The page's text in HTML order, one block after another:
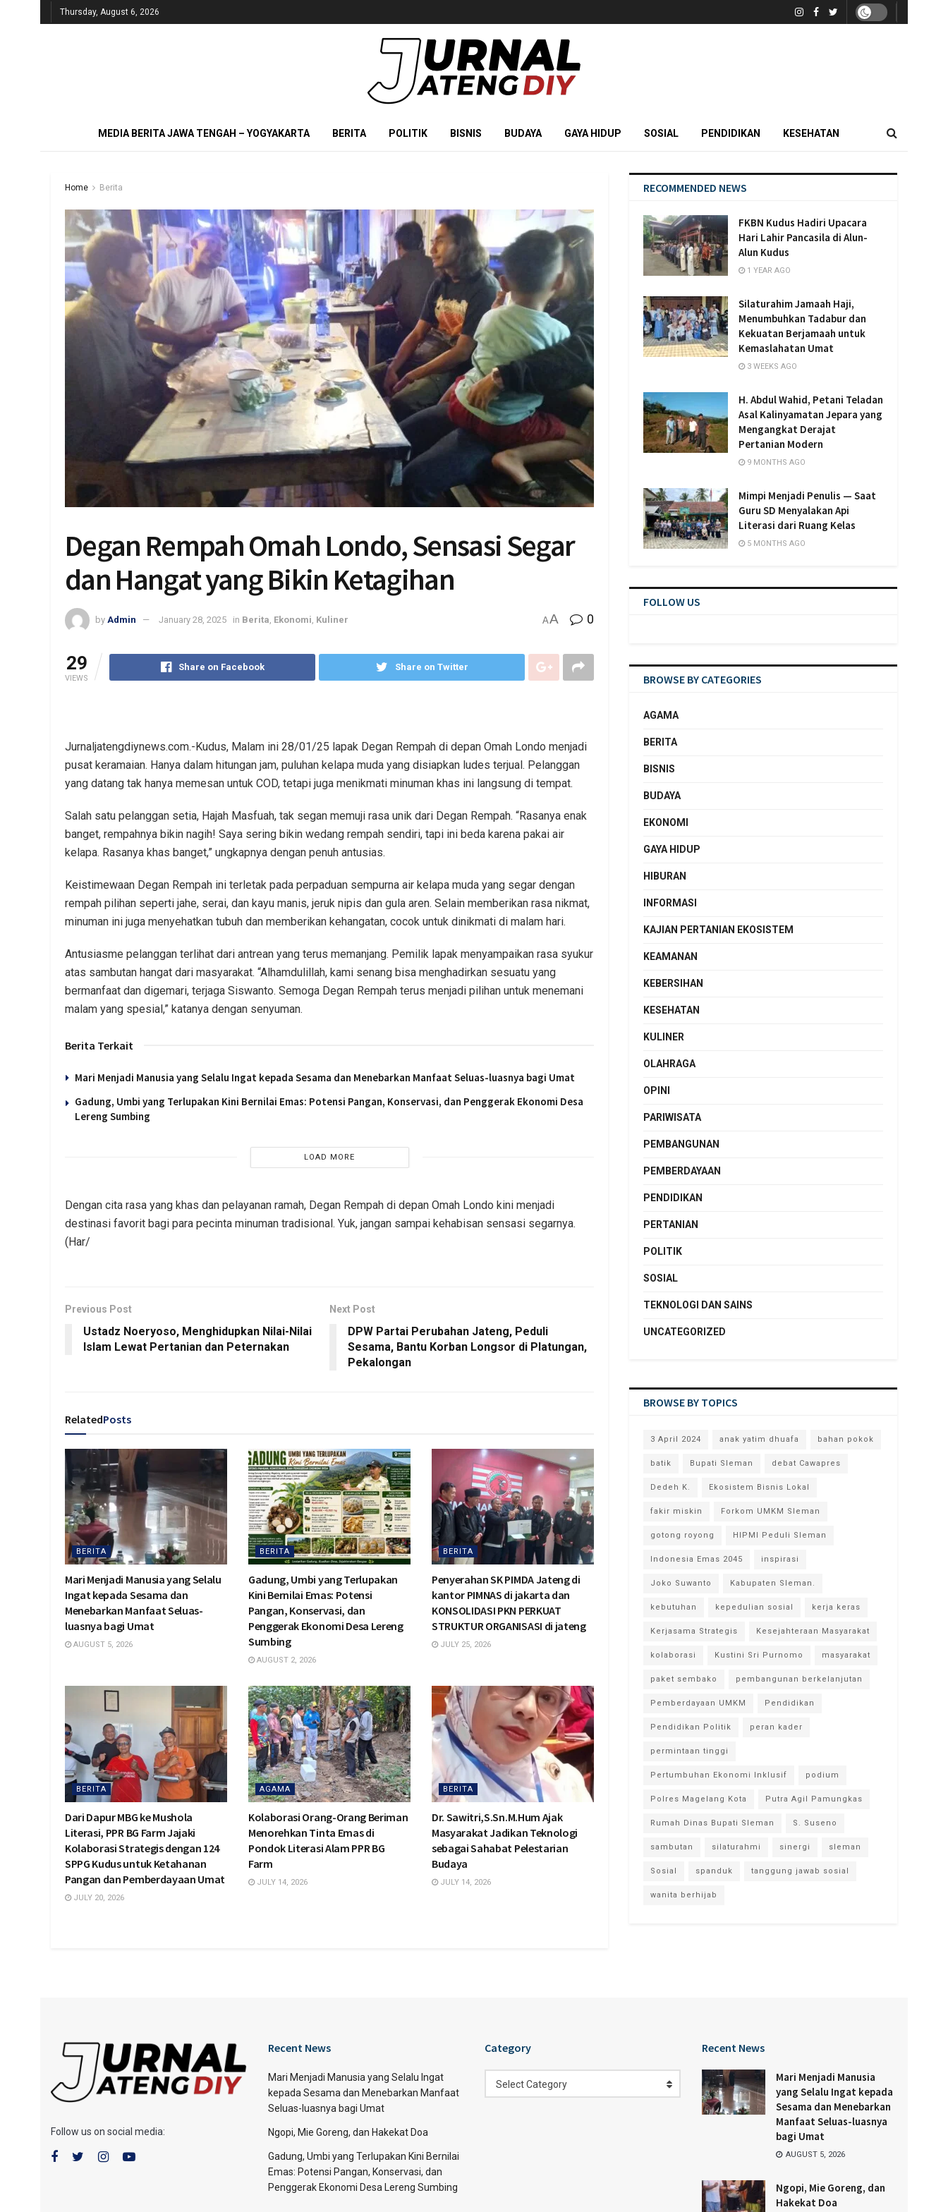
Thursday, August 6, 2026
MEDIA BERITA JAWA TENGAH – YOGYAKARTA BERITA POLITIK BISNIS BUDAYA GAYA HIDUP SOSIAL PENDIDIKAN KESEHATAN
Home Berita
Degan Rempah Omah Londo, Sensasi Segar
dan Hangat yang Bikin Ketagihan
by Admin January 28, 2025 in Berita Ekonomi Kuliner AA 0
29
VIEWS
Share on Facebook Share on Twitter
Jurnaljatengdiynews.com.-Kudus, Malam ini 28/01/25 lapak Degan Rempah di depan Omah Londo menjadi
pusat keramaian. Hanya dalam hitungan jam, puluhan kelapa muda yang disiapkan ludes terjual. Pelanggan
yang datang tak hanya memesan untuk COD, tetapi juga menikmati minuman khas ini langsung di tempat.
Salah satu pelanggan setia, Hajah Masfuah, tak segan memuji rasa unik dari Degan Rempah. “Rasanya enak
banget, rempahnya bikin nagih! Saya sering bikin wedang rempah sendiri, tapi ini beda karena pakai air
kelapa. Rasanya khas banget,” ungkapnya dengan penuh antusias.
Keistimewaan Degan Rempah ini terletak pada perpaduan sempurna air kelapa muda yang segar dengan
rempah pilihan seperti jahe, serai, dan kayu manis, jeruk nipis dan gula aren. Selain memberikan rasa nikmat,
minuman ini juga menyehatkan tubuh dan memberikan kehangatan, cocok untuk dinikmati di malam hari.
Antusiasme pelanggan terlihat dari antrean yang terus memanjang. Pemilik lapak menyampaikan rasa syukur
atas sambutan hangat dari masyarakat. “Alhamdulillah, kami senang bisa menghadirkan sesuatu yang
bermanfaat dan digemari, terjaga Siswanto. Semoga Degan Rempah terus menjadi pilihan untuk menemani
malam yang spesial,” katanya dengan senyuman.
Berita Terkait
Mari Menjadi Manusia yang Selalu Ingat kepada Sesama dan Menebarkan Manfaat Seluas-luasnya bagi Umat
Gadung, Umbi yang Terlupakan Kini Bernilai Emas: Potensi Pangan, Konservasi, dan Penggerak Ekonomi Desa
Lereng Sumbing
LOAD MORE
Dengan cita rasa yang khas dan pelayanan ramah, Degan Rempah di depan Omah Londo kini menjadi
destinasi favorit bagi para pecinta minuman tradisional. Yuk, jangan sampai kehabisan sensasi segarnya.
(Har/
Previous Post
Ustadz Noeryoso, Menghidupkan Nilai-Nilai
Islam Lewat Pertanian dan Peternakan
Next Post
DPW Partai Perubahan Jateng, Peduli
Sesama, Bantu Korban Longsor di Platungan,
Pekalongan
RelatedPosts
BERITA
Mari Menjadi Manusia yang Selalu
Ingat kepada Sesama dan
Menebarkan Manfaat Seluas-
luasnya bagi Umat
AUGUST 5, 2026
BERITA
Gadung, Umbi yang Terlupakan
Kini Bernilai Emas: Potensi
Pangan, Konservasi, dan
Penggerak Ekonomi Desa Lereng
Sumbing
AUGUST 2, 2026
BERITA
Penyerahan SK PIMDA Jateng di
kantor PIMNAS di jakarta dan
KONSOLIDASI PKN PERKUAT
STRUKTUR ORGANISASI di jateng
JULY 25, 2026
BERITA
Dari Dapur MBG ke Mushola
Literasi, PPR BG Farm Jajaki
Kolaborasi Strategis dengan 124
SPPG Kudus untuk Ketahanan
Pangan dan Pemberdayaan Umat
JULY 20, 2026
AGAMA
Kolaborasi Orang-Orang Beriman
Menorehkan Tinta Emas di
Pondok Literasi Alam PPR BG
Farm
JULY 14, 2026
BERITA
Dr. Sawitri,S.Sn.M.Hum Ajak
Masyarakat Jadikan Teknologi
sebagai Sahabat Pelestarian
Budaya
JULY 14, 2026
RECOMMENDED NEWS
FKBN Kudus Hadiri Upacara
Hari Lahir Pancasila di Alun-
Alun Kudus
1 YEAR AGO
Silaturahim Jamaah Haji,
Menumbuhkan Tadabur dan
Kekuatan Berjamaah untuk
Kemaslahatan Umat
3 WEEKS AGO
H. Abdul Wahid, Petani Teladan
Asal Kalinyamatan Jepara yang
Mengangkat Derajat
Pertanian Modern
9 MONTHS AGO
Mimpi Menjadi Penulis — Saat
Guru SD Menyalakan Api
Literasi dari Ruang Kelas
5 MONTHS AGO
FOLLOW US
BROWSE BY CATEGORIES
AGAMA
BERITA
BISNIS
BUDAYA
EKONOMI
GAYA HIDUP
HIBURAN
INFORMASI
KAJIAN PERTANIAN EKOSISTEM
KEAMANAN
KEBERSIHAN
KESEHATAN
KULINER
OLAHRAGA
OPINI
PARIWISATA
PEMBANGUNAN
PEMBERDAYAAN
PENDIDIKAN
PERTANIAN
POLITIK
SOSIAL
TEKNOLOGI DAN SAINS
UNCATEGORIZED
BROWSE BY TOPICS
3 April 2024 anak yatim dhuafa bahan pokok
batik Bupati Sleman debat Cawapres
Dedeh K. Ekosistem Bisnis Lokal
fakir miskin Forkom UMKM Sleman
gotong royong HIPMI Peduli Sleman
Indonesia Emas 2045 inspirasi
Joko Suwanto Kabupaten Sleman.
kebutuhan kepedulian sosial kerja keras
Kerjasama Strategis Kesejahteraan Masyarakat
kolaborasi Kustini Sri Purnomo masyarakat
paket sembako pembangunan berkelanjutan
Pemberdayaan UMKM Pendidikan
Pendidikan Politik peran kader
permintaan tinggi
Pertumbuhan Ekonomi Inklusif podium
Polres Magelang Kota Putra Agil Pamungkas
Rumah Dinas Bupati Sleman S. Suseno
sambutan silaturahmi sinergi sleman
Sosial spanduk tanggung jawab sosial
wanita berhijab
Follow us on social media:
Recent News
Mari Menjadi Manusia yang Selalu Ingat
kepada Sesama dan Menebarkan Manfaat
Seluas-luasnya bagi Umat
Ngopi, Mie Goreng, dan Hakekat Doa
Gadung, Umbi yang Terlupakan Kini Bernilai
Emas: Potensi Pangan, Konservasi, dan
Penggerak Ekonomi Desa Lereng Sumbing
Category
Select Category
Recent News
Mari Menjadi Manusia
yang Selalu Ingat kepada
Sesama dan Menebarkan
Manfaat Seluas-luasnya
bagi Umat
AUGUST 5, 2026
Ngopi, Mie Goreng, dan
Hakekat Doa